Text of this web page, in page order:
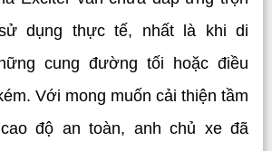
dụng thực tế, nhất là khi di
cung đường tối hoặc điều
Với mong muốn cải thiện tầm
độ an toàn, anh chủ xe đã